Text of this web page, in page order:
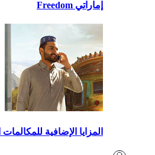
المزايا الإضافية للمكالمات الدولية